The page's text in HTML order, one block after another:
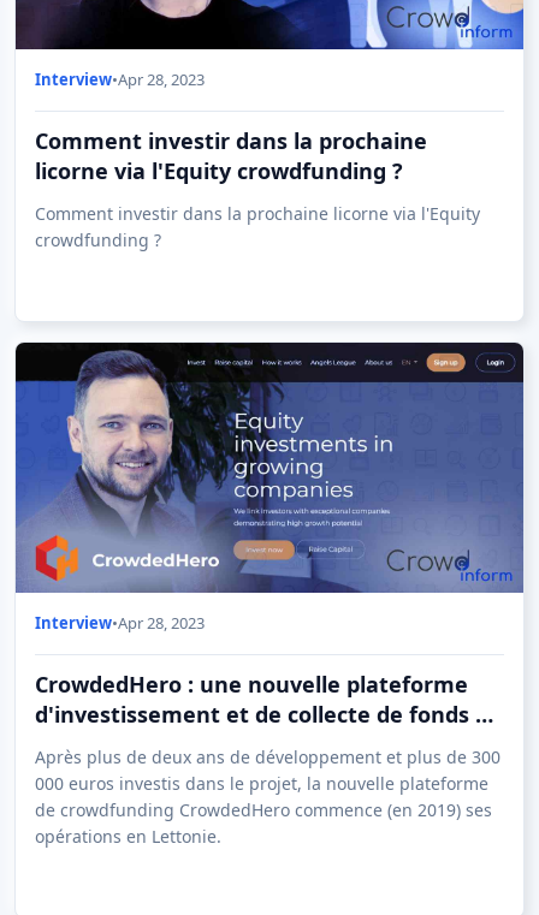
Interview•Apr 28, 2023
Comment investir dans la prochaine
licorne via l'Equity crowdfunding ?
Comment investir dans la prochaine licorne via l'Equity
crowdfunding ?
Interview•Apr 28, 2023
CrowdedHero : une nouvelle plateforme
d'investissement et de collecte de fonds a
démarré ses activités en Lettonie
Après plus de deux ans de développement et plus de 300
000 euros investis dans le projet, la nouvelle plateforme
de crowdfunding CrowdedHero commence (en 2019) ses
opérations en Lettonie.